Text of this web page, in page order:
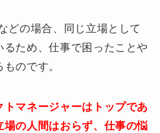
どの場合、同じ立場として
ため、仕事で困ったことや
のです。
トマネージャーはトップであ
場の人間はおらず、仕事の悩